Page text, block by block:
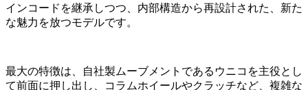
インコードを継承しつつ、内部構造から再設計された、新た
な魅力を放つモデルです。
最大の特徴は、自社製ムーブメントであるウニコを主役とし
て前面に押し出し、コラムホイールやクラッチなど、複雑な